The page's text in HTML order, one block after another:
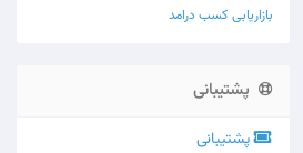
بازاریابی کسب درامد
پشتیبانی
پشتیبانی